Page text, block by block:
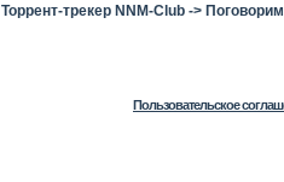
Торрент-трекер NNM-Club -> Поговорим
Пользовательское